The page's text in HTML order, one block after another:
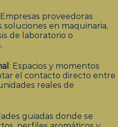
Empresas proveedoras
en maquinaria,
de laboratorio o
: Espacios y momentos
el contacto directo entre
reales de
guiadas donde se